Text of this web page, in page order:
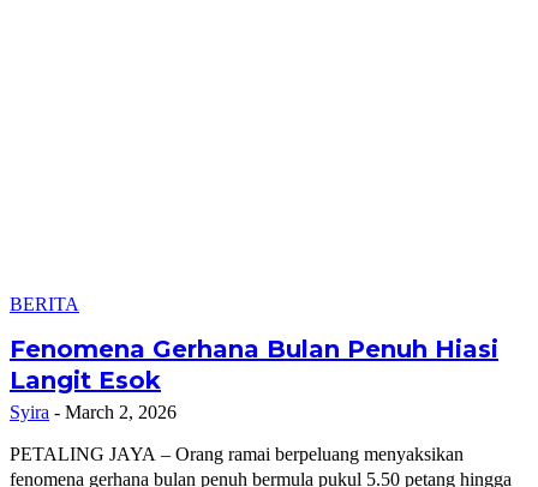
BERITA
Fenomena Gerhana Bulan Penuh Hiasi
Langit Esok
Syira - March 2, 2026
PETALING JAYA – Orang ramai berpeluang menyaksikan
fenomena gerhana bulan penuh bermula pukul 5.50 petang hingga